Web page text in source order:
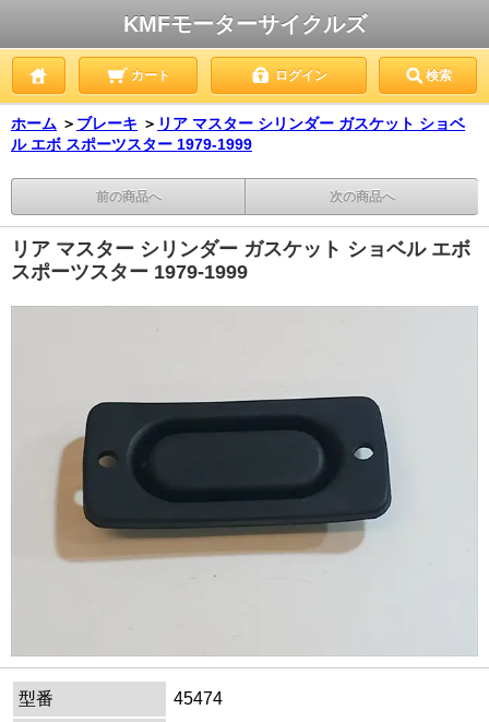
KMFモーターサイクルズ
カート ログイン 検索
ホーム ＞ ブレーキ ＞ リア マスター シリンダー ガスケット ショベ
ル エボ スポーツスター 1979-1999
前の商品へ 次の商品へ
リア マスター シリンダー ガスケット ショベル エボ
スポーツスター 1979-1999
型番
45474